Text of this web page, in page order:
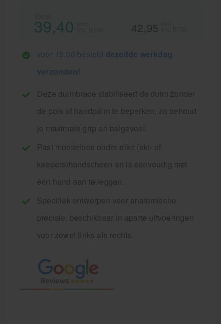
39,40 42,95
voor 15.00 besteld dezelfde werkdag
verzonden!
Deze duimbrace stabiliseert de duim zonder
de pols of handpalm te beperken, zo behoud
je maximale grip en balgevoel.
Past moeiteloos onder elke (ski- of
keepers)handschoen en is eenvoudig met
één hand aan te leggen.
Specifiek ontworpen voor anatomische
precisie, beschikbaar in aparte uitvoeringen
voor zowel links als rechts.